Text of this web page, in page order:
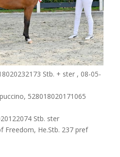
Stb. + ster , 08-05-
528018020171065
Stb. ster
He.Stb. 237 pref